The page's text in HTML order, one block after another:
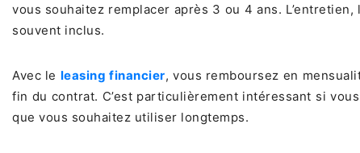
vous souhaitez remplacer après 3 ou 4 ans.
souvent inclus.
Avec le leasing financier, vous remboursez en
fin du contrat. C’est particulièrement intéressant si
que vous souhaitez utiliser longtemps.